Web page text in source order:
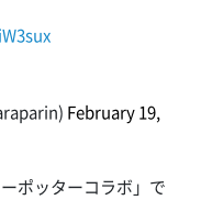
February 19,
ポッターコラボ」で